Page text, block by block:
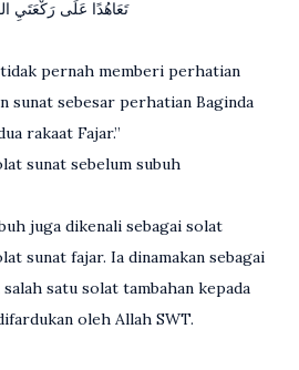
تَعَاهُدًا عَلَى رَكْعَتَيِ
tidak pernah memberi perhatian
sunat sebesar perhatian Baginda
rakaat Fajar.”
sunat sebelum subuh
juga dikenali sebagai solat
sunat fajar. Ia dinamakan sebagai
satu solat tambahan kepada
oleh Allah SWT.